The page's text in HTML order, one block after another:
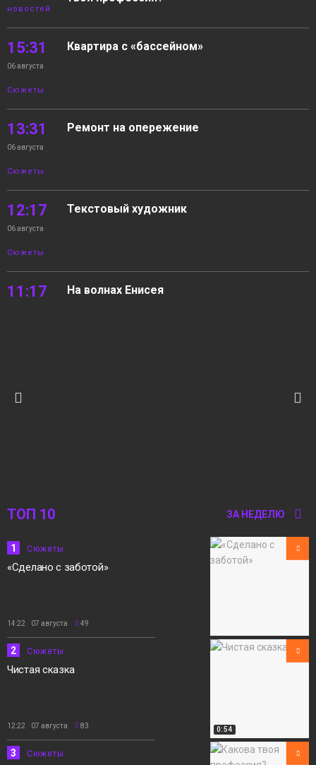
новостей
15:31
06 августа
Сюжеты
Квартира с «бассейном»
13:31
06 августа
Сюжеты
Ремонт на опережение
12:17
06 августа
Сюжеты
Текстовый художник
11:17 На волнах Енисея
06 августа
ТОП 10 ЗА НЕДЕЛЮ
1 Сюжеты
«Сделано с заботой»
14:22 07 августа 49
0:54
2 Сюжеты
Чистая сказка
12:22 07 августа 83
3 Сюжеты